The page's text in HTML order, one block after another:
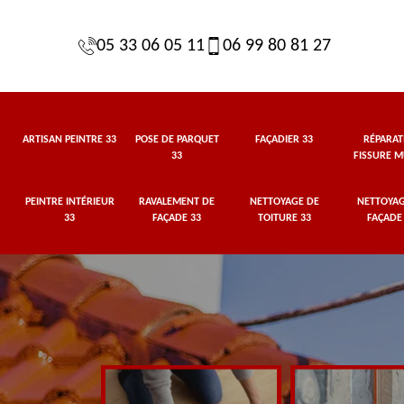
05 33 06 05 11 06 99 80 81 27
ARTISAN PEINTRE 33
POSE DE PARQUET
33
FAÇADIER 33
FISSURE
PEINTRE INTÉRIEUR
33
RAVALEMENT DE
FAÇADE 33
NETTOYAGE DE
TOITURE 33